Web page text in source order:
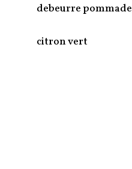
debeurre pommade
citron vert